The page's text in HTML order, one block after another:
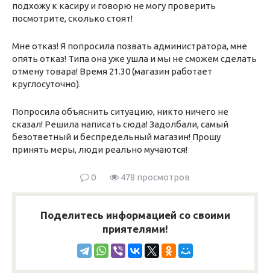
подхожу к касиру и говорю не могу проверить
посмотрите, сколько стоят!
Мне отказ! Я попросила позвать администратора, мне
опять отказ! Типа она уже ушла и мы не сможем сделать
отмену товара! Время 21.30 (магазин работает
круглосуточно).
Попросила объяснить ситуацию, никто ничего не
сказал! Решила написать сюда! Задолбали, самый
безответный и беспредельный магазин! Прошу
принять меры, люди реально мучаются!
0 478 просмотров
Поделитесь информацией со своими
приятелями!